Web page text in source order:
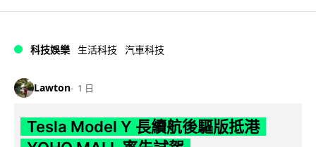
科技娛樂 生活科技 汽車科技
Lawton 1 日
Tesla Model Y 長續航後驅版抵港